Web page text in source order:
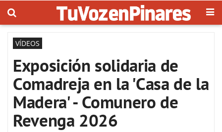
VÍDEOS
Exposición solidaria de
Comadreja en la 'Casa de la
Madera' - Comunero de
Revenga 2026